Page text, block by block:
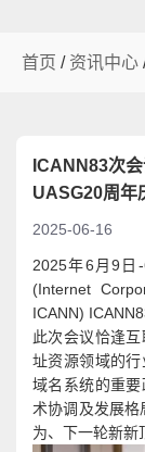
首页 / 资讯中心
ICANN83次
UASG20周年
2025-06-16
2025年6月9日
(Internet
ICANN)
此次会议恰逢
址资源领域的
域名系统的重
术协调及发展
为、下一轮新新